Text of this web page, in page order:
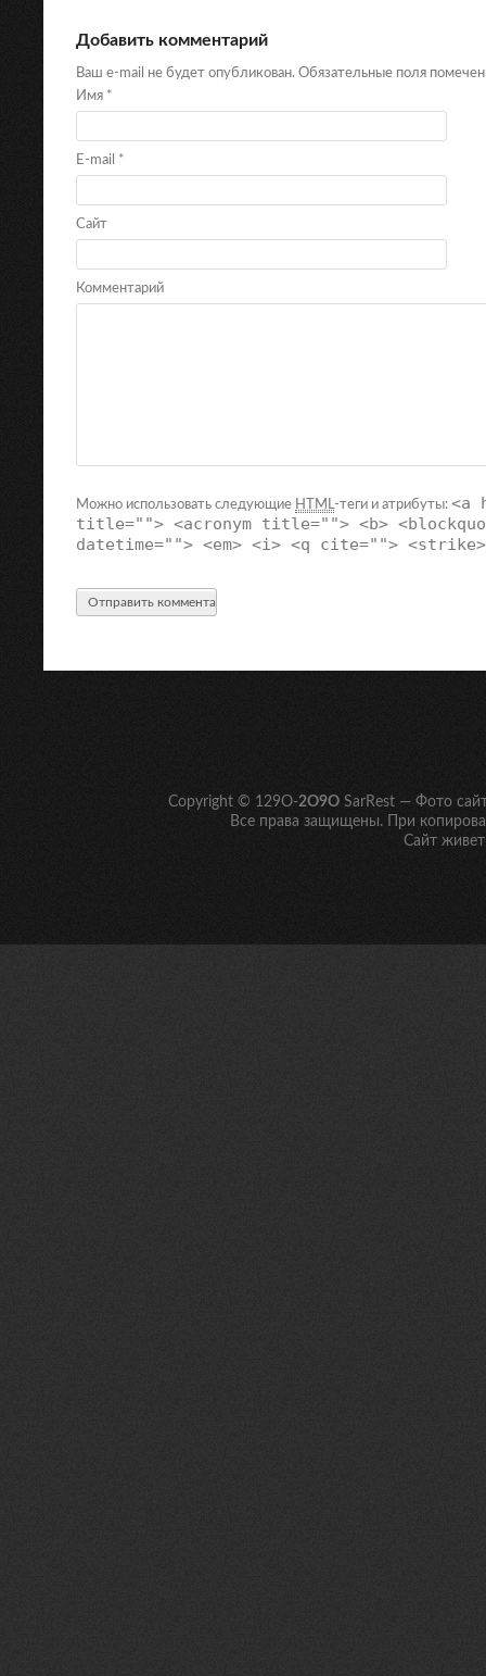
Добавить комментарий
Ваш e-mail не будет опубликован. Обязательные поля
Имя *
E-mail *
Сайт
Комментарий
Можно использовать следующие HTML -теги и атрибуты: <a
title=""> <acronym title=""> <b>
datetime=""> <em> <i> <q cite="">
Copyright © 129O-2O9O SarRest — Фото
Все права защищены. При
Сайт живет